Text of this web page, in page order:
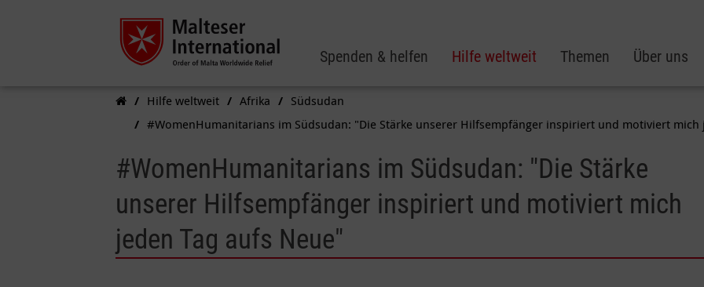
Spenden & helfen Hilfe weltweit Themen Über uns
Hilfe weltweit Afrika
Südsudan
#WomenHumanitarians im Südsudan: "Die Stärke unserer Hilfsempfänger inspiriert und motiviert mich
#WomenHumanitarians im Südsudan: "Die Stärke
unserer Hilfsempfänger inspiriert und motiviert mich
jeden Tag aufs Neue"